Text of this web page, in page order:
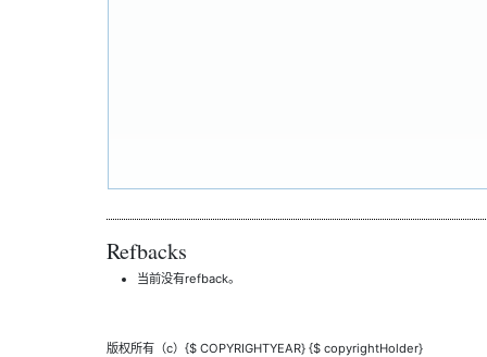
Refbacks
当前没有refback。
版权所有（c）{$ COPYRIGHTYEAR} {$ copyrightHolder}